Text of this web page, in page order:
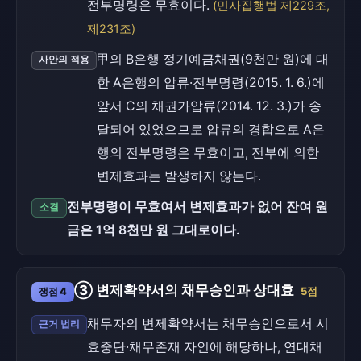
전부명령은 무효이다. (민사집행법 제229조,
제231조)
사안의 적용
甲의 B은행 정기예금채권(9천만 원)에 대
한 A은행의 압류·전부명령(2015. 1. 6.)에
앞서 C의 채권가압류(2014. 12. 3.)가 송
달되어 있었으므로 압류의 경합으로 A은
행의 전부명령은 무효이고, 전부에 의한
변제효과는 발생하지 않는다.
소결
전부명령이 무효여서 변제효과가 없어 잔여 원
금은 1억 8천만 원 그대로이다.
쟁점 4 ③ 변제확약서의 채무승인과 상대효 5점
근거 법리
채무자의 변제확약서는 채무승인으로서 시
효중단·채무존재 자인에 해당하나, 연대채